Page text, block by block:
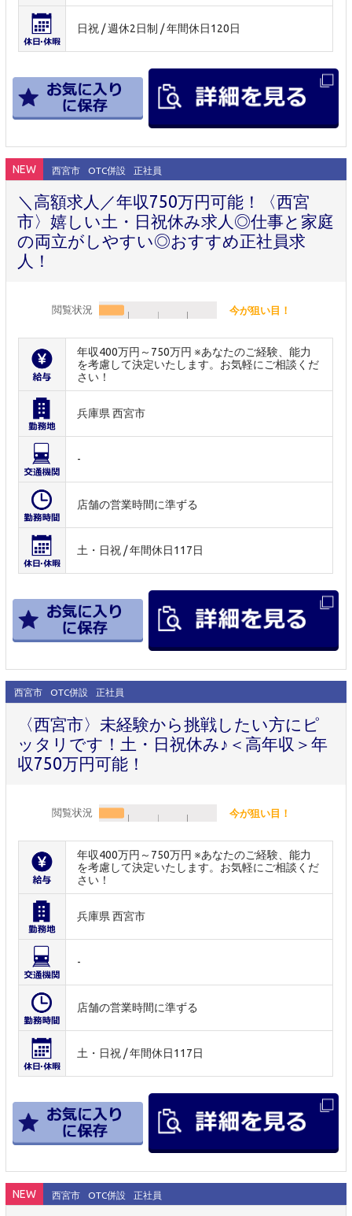
日祝 / 週休2日制 / 年間休日120日
NEW 西宮市 OTC併設 正社員
＼高額求人／年収750万円可能！〈西宮
市〉嬉しい土・日祝休み求人◎仕事と家庭
の両立がしやすい◎おすすめ正社員求
人！
閲覧状況 今が狙い目！
年収400万円～750万円 ※あなたのご経験、能力
を考慮して決定いたします。お気軽にご相談くだ
さい！
兵庫県 西宮市
-
店舗の営業時間に準ずる
土・日祝 / 年間休日117日
西宮市 OTC併設 正社員
〈西宮市〉未経験から挑戦したい方にピ
ッタリです！土・日祝休み♪＜高年収＞年
収750万円可能！
閲覧状況 今が狙い目！
年収400万円～750万円 ※あなたのご経験、能力
を考慮して決定いたします。お気軽にご相談くだ
さい！
兵庫県 西宮市
-
店舗の営業時間に準ずる
土・日祝 / 年間休日117日
NEW 西宮市 OTC併設 正社員